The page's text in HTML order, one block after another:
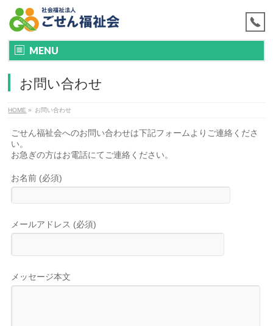
MENU
お問い合わせ
HOME » お問い合わせ
ごせん福祉会へのお問い合わせは下記フォームよりご連絡くださ
い。
お急ぎの方はお電話にてご連絡ください。
お名前 (必須)
メールアドレス (必須)
メッセージ本文